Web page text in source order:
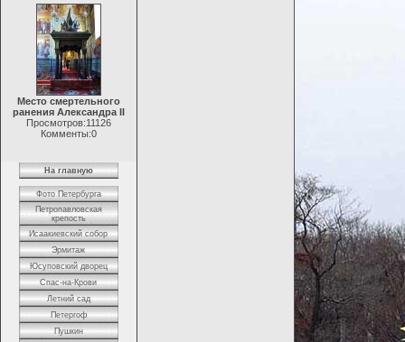
Место смертельного
ранения Александра II
Просмотров:11126
Комменты:0
На главную
Фото Петербурга
Петропавловская
крепость
Исаакиевский собор
Эрмитаж
Юсуповский дворец
Спас-на-Крови
Летний сад
Петергоф
Пушкин